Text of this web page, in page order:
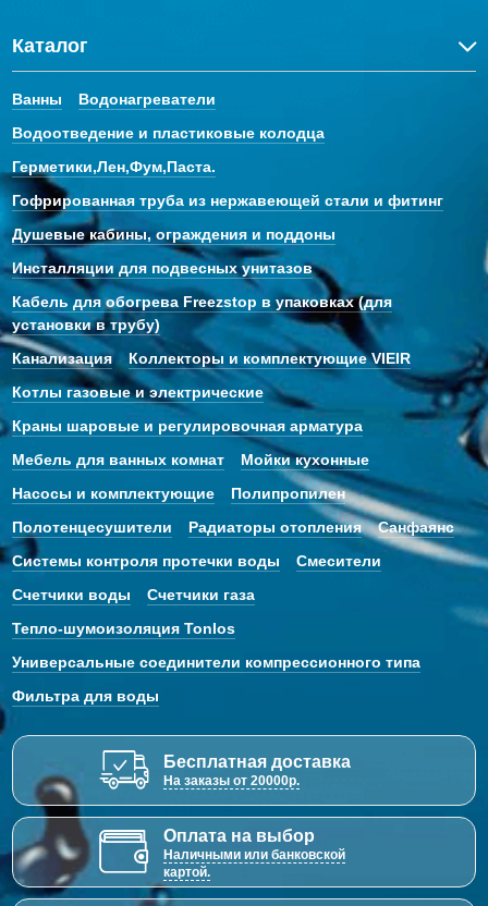
Каталог
Ванны
Водонагреватели
Водоотведение и пластиковые колодца
Герметики,Лен,Фум,Паста.
Гофрированная труба из нержавеющей стали и фитинг
Душевые кабины, ограждения и поддоны
Инсталляции для подвесных унитазов
Кабель для обогрева Freezstop в упаковках (для
установки в трубу)
Канализация
Коллекторы и комплектующие VIEIR
Котлы газовые и электрические
Краны шаровые и регулировочная арматура
Мебель для ванных комнат
Мойки кухонные
Насосы и комплектующие
Полипропилен
Полотенцесушители
Радиаторы отопления
Санфаянс
Системы контроля протечки воды
Смесители
Счетчики воды
Счетчики газа
Тепло-шумоизоляция Tonlos
Универсальные соединители компрессионного типа
Фильтра для воды
Бесплатная доставка
На заказы от 20000р.
Оплата на выбор
Наличными или банковской
картой.